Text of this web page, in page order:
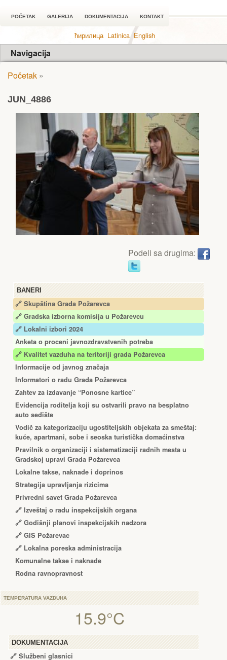
POČETAK GALERIJA DOKUMENTACIJA KONTAKT
ћирилица Latinica English
Navigacija
BANERI
🔗 Skupština Grada Požarevca
🔗 Gradska izborna komisija u Požarevcu
🔗 Lokalni izbori 2024
Anketa o proceni javnozdravstvenih potreba
🔗 Kvalitet vazduha na teritoriji grada Požarevca
Informacije od javnog značaja
Informatori o radu Grada Požarevca
Zahtev za izdavanje “Ponosne kartice”
Еvidencija roditelja koji su ostvarili pravo na besplatno
auto sedište
Vodič za kategorizaciju ugostiteljskih objekata za smeštaj:
kuće, apartmani, sobe i seoska turistička domaćinstva
Pravilnik o organizaciji i sistematizaciji radnih mesta u
Gradskoj upravi Grada Požarevca
Lokalne takse, naknade i doprinos
Strategija upravljanja rizicima
Privredni savet Grada Požarevca
🔗 Izveštaj o radu inspekcijskih organa
🔗 Godišnji planovi inspekcijskih nadzora
🔗 GIS Požarevac
🔗 Lokalna poreska administracija
Komunalne takse i naknade
Rodna ravnopravnost
Početak »
JUN_4886
Podeli sa drugima:
TEMPERATURA VAZDUHA
15.9°C
DOKUMENTACIJA
🔗 Službeni glasnici